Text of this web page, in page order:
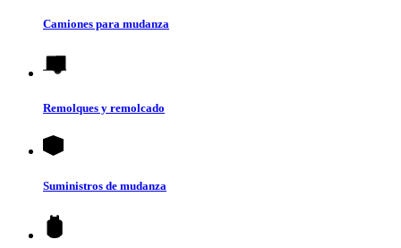
Camiones para mudanza
Remolques y remolcado
Suministros de mudanza